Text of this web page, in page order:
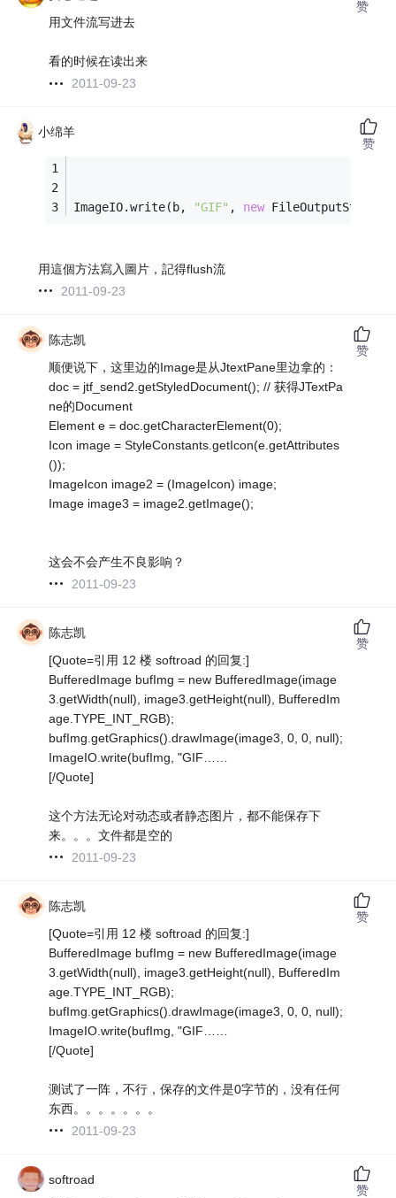
用文件流写进去
看的时候在读出来
2011-09-23
赞
小绵羊
ImageIO.write(b, "GIF" , new FileOutputStream(
用這個方法寫入圖片，記得flush流
2011-09-23
赞
陈志凯
顺便说下，这里边的Image是从JtextPane里边拿的：
doc = jtf_send2.getStyledDocument(); // 获得JTextPa
ne的Document
Element e = doc.getCharacterElement(0);
Icon image = StyleConstants.getIcon(e.getAttributes
());
ImageIcon image2 = (ImageIcon) image;
Image image3 = image2.getImage();
这会不会产生不良影响？
2011-09-23
赞
陈志凯
[Quote=引用 12 楼 softroad 的回复:]
BufferedImage bufImg = new BufferedImage(image
3.getWidth(null), image3.getHeight(null), BufferedIm
age.TYPE_INT_RGB);
bufImg.getGraphics().drawImage(image3, 0, 0, null);
ImageIO.write(bufImg, "GIF……
[/Quote]
这个方法无论对动态或者静态图片，都不能保存下
来。。。文件都是空的
2011-09-23
赞
陈志凯
[Quote=引用 12 楼 softroad 的回复:]
BufferedImage bufImg = new BufferedImage(image
3.getWidth(null), image3.getHeight(null), BufferedIm
age.TYPE_INT_RGB);
bufImg.getGraphics().drawImage(image3, 0, 0, null);
ImageIO.write(bufImg, "GIF……
[/Quote]
测试了一阵，不行，保存的文件是0字节的，没有任何
东西。。。。。。。
2011-09-23
赞
softroad
赞